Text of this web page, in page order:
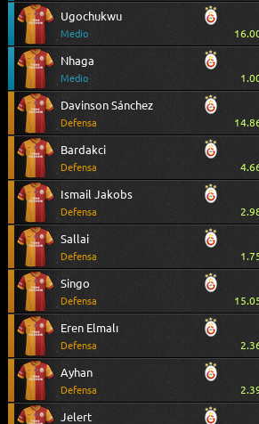
Ugochukwu
Medio
Nhaga
Medio
Davinson Sánchez
Defensa
Bardakci
Defensa
Ismail Jakobs
Defensa
Sallai
Defensa
Singo
Defensa
Eren Elmalı
Defensa
Ayhan
Defensa
Jelert